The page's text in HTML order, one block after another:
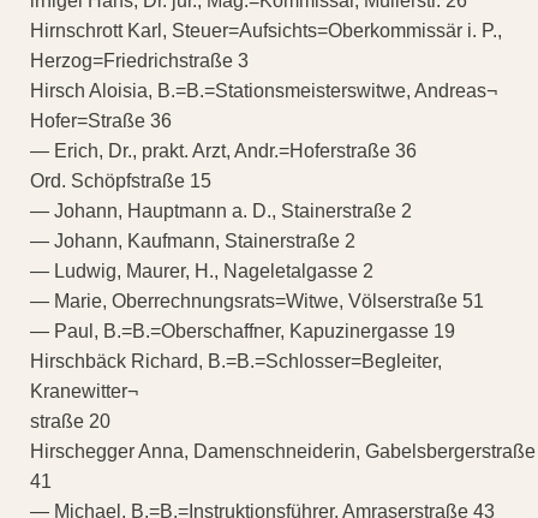
Hirnschrott Karl, Steuer=Aufsichts=Oberkommissär i. P.,
Herzog=Friedrichstraße 3
Hirsch Aloisia, B.=B.=Stationsmeisterswitwe, Andreas¬
Hofer=Straße 36
— Erich, Dr., prakt. Arzt, Andr.=Hoferstraße 36
Ord. Schöpfstraße 15
— Johann, Hauptmann a. D., Stainerstraße 2
— Johann, Kaufmann, Stainerstraße 2
— Ludwig, Maurer, H., Nageletalgasse 2
— Marie, Oberrechnungsrats=Witwe, Völserstraße 51
— Paul, B.=B.=Oberschaffner, Kapuzinergasse 19
Hirschbäck Richard, B.=B.=Schlosser=Begleiter,
Kranewitter¬
straße 20
Hirschegger Anna, Damenschneiderin, Gabelsbergerstraße
41
— Michael, B.=B.=Instruktionsführer, Amraserstraße 43